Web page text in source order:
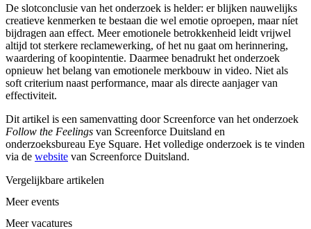
De slotconclusie van het onderzoek is helder: er blijken nauwelijks
creatieve kenmerken te bestaan die wel emotie oproepen, maar níet
bijdragen aan effect. Meer emotionele betrokkenheid leidt vrijwel
altijd tot sterkere reclamewerking, of het nu gaat om herinnering,
waardering of koopintentie. Daarmee benadrukt het onderzoek
opnieuw het belang van emotionele merkbouw in video. Niet als
soft criterium naast performance, maar als directe aanjager van
effectiviteit.
Dit artikel is een samenvatting door Screenforce van het onderzoek
Follow the Feelings van Screenforce Duitsland en
onderzoeksbureau Eye Square. Het volledige onderzoek is te vinden
via de website van Screenforce Duitsland.
Vergelijkbare artikelen
Meer events
Meer vacatures